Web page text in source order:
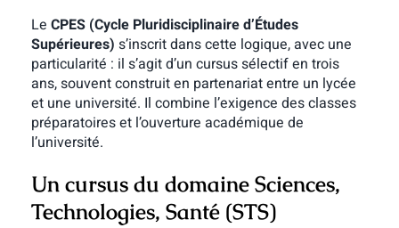
Le CPES (Cycle Pluridisciplinaire d’Études
Supérieures) s’inscrit dans cette logique, avec une
particularité : il s’agit d’un cursus sélectif en trois
ans, souvent construit en partenariat entre un lycée
et une université. Il combine l’exigence des classes
préparatoires et l’ouverture académique de
l’université.
Un cursus du domaine Sciences,
Technologies, Santé (STS)